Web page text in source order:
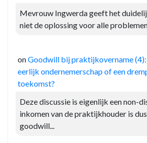
Mevrouw Ingwerda geeft het
niet de oplossing voor alle
onGoodwill bij praktijkovername
eerlijk ondernemerschap of een
toekomst?
Deze discussie is eigenlijk een non-
inkomen van de praktijkhouder is
goodwill...